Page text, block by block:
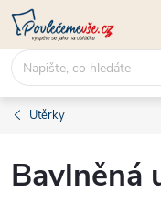
Přejít
obsah
Utěrky
Bavlněná